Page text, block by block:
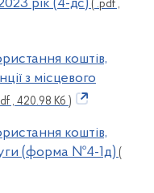
рік (4-дс) ( .pdf ,
коштів,
з місцевого
, 420.98 Кб )
коштів,
(форма №4-1д) (